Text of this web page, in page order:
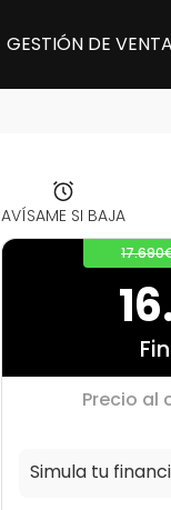
GESTIÓN DE VENTA
AVÍSAME SI BAJA
Precio al
Simula tu